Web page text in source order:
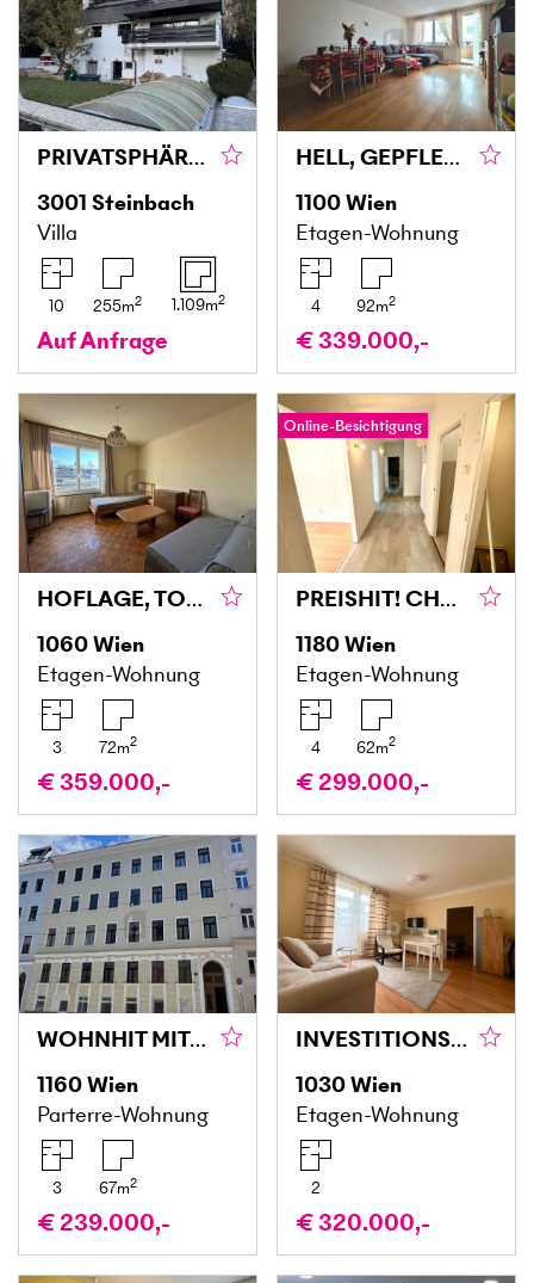
PRIVATSPHÄRE PUR! LANDHAUS-STIL NAHE DEM WALD MIT POOL - PREIS VB!
3001 Steinbach
Villa
10 255m2 1.109m2
Auf Anfrage
HELL, GEPFLEGT UND GUT ANGEBUNDEN
1100Wien
Etagen-Wohnung
4 92m2
€ 339.000,-
HOFLAGE, TOP-BK UND FERNBLICK
1060Wien
Etagen-Wohnung
3 72m2
€ 359.000,-
Online-Besichtigung
PREISHIT! CHARMANT & BESTLAGE MIT POTENZIAL
1180Wien
Etagen-Wohnung
4 62m2
€ 299.000,-
WOHNHIT MIT SCHÖNEM ALTBAU- FLAIR
1160Wien
Parterre-Wohnung
3 67m2
€ 239.000,-
INVESTITIONSMÖGLICHKEIT: CHARMANTES WOHNEN IN BESTER LAGE
1030Wien
Etagen-Wohnung
2
€ 320.000,-